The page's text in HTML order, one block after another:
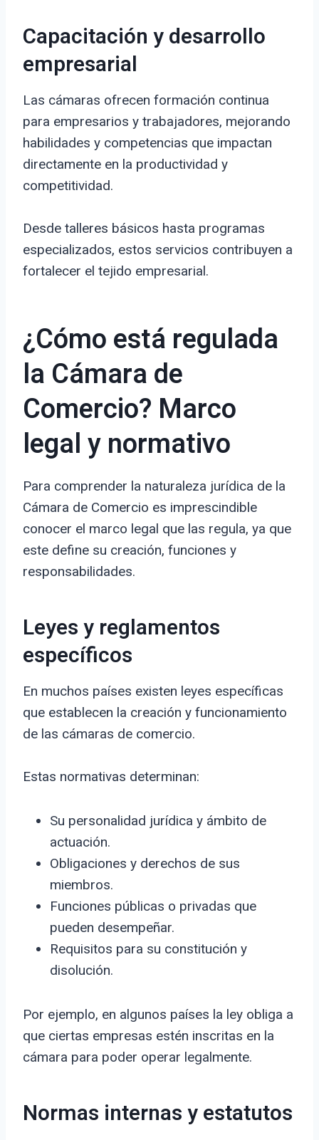
Capacitación y desarrollo
empresarial
Las cámaras ofrecen formación continua
para empresarios y trabajadores, mejorando
habilidades y competencias que impactan
directamente en la productividad y
competitividad.
Desde talleres básicos hasta programas
especializados, estos servicios contribuyen a
fortalecer el tejido empresarial.
¿Cómo está regulada
la Cámara de
Comercio? Marco
legal y normativo
Para comprender la naturaleza jurídica de la
Cámara de Comercio es imprescindible
conocer el marco legal que las regula, ya que
este define su creación, funciones y
responsabilidades.
Leyes y reglamentos
específicos
En muchos países existen leyes específicas
que establecen la creación y funcionamiento
de las cámaras de comercio.
Estas normativas determinan:
Su personalidad jurídica y ámbito de
actuación.
Obligaciones y derechos de sus
miembros.
Funciones públicas o privadas que
pueden desempeñar.
Requisitos para su constitución y
disolución.
Por ejemplo, en algunos países la ley obliga a
que ciertas empresas estén inscritas en la
cámara para poder operar legalmente.
Normas internas y estatutos